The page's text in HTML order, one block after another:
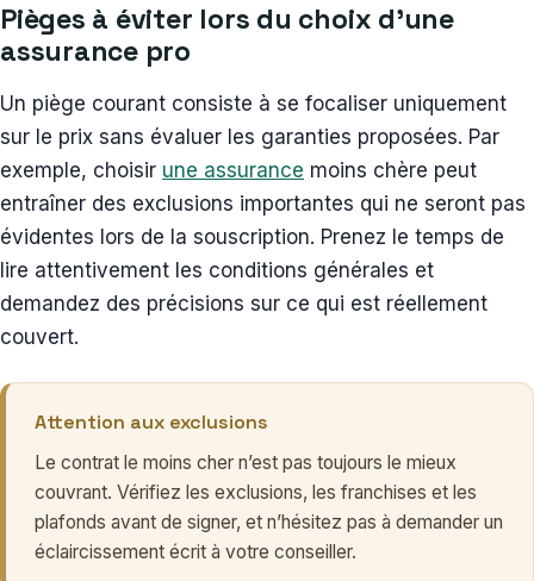
Pièges à éviter lors du choix d’une
assurance pro
Un piège courant consiste à se focaliser uniquement
sur le prix sans évaluer les garanties proposées. Par
exemple, choisir une assurance moins chère peut
entraîner des exclusions importantes qui ne seront pas
évidentes lors de la souscription. Prenez le temps de
lire attentivement les conditions générales et
demandez des précisions sur ce qui est réellement
couvert.
Attention aux exclusions
Le contrat le moins cher n’est pas toujours le mieux
couvrant. Vérifiez les exclusions, les franchises et les
plafonds avant de signer, et n’hésitez pas à demander un
éclaircissement écrit à votre conseiller.